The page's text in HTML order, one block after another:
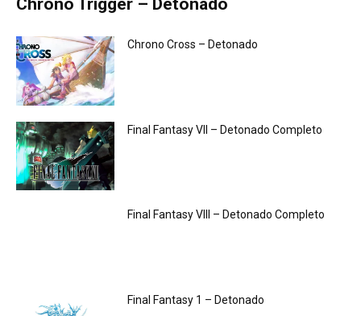
Chrono Trigger – Detonado
Chrono Cross – Detonado
Final Fantasy VII – Detonado Completo
Final Fantasy VIII – Detonado Completo
Final Fantasy 1 – Detonado